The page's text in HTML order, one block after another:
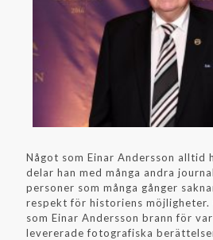
Något som Einar Andersson alltid
delar han med många andra
personer som många gånger
respekt för historiens möjligheter.
som Einar Andersson brann för
levererade fotografiska